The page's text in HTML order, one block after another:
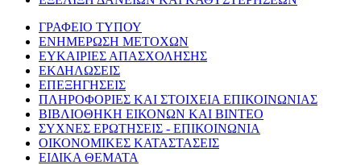
ΓΡΑΦΕΙΟ ΤΥΠΟΥ
ΕΝΗΜΕΡΩΣΗ ΜΕΤΟΧΩΝ
ΕΥΚΑΙΡΙΕΣ ΑΠΑΣΧΟΛΗΣΗΣ
ΕΚΔΗΛΩΣΕΙΣ
ΕΠΕΞΗΓΗΣΕΙΣ
ΠΛΗΡΟΦΟΡΙΕΣ ΚΑΙ ΣΤΟΙΧΕΙΑ ΕΠΙΚΟΙΝΩΝΙΑΣ
ΒΙΒΛΙΟΘΗΚΗ ΕΙΚΟΝΩΝ ΚΑΙ ΒΙΝΤΕΟ
ΣΥΧΝΕΣ ΕΡΩΤΗΣΕΙΣ - ΕΠΙΚΟΙΝΩΝΙΑ
ΟΙΚΟΝΟΜΙΚΕΣ ΚΑΤΑΣΤΑΣΕΙΣ
ΕΙΔΙΚΑ ΘΕΜΑΤΑ